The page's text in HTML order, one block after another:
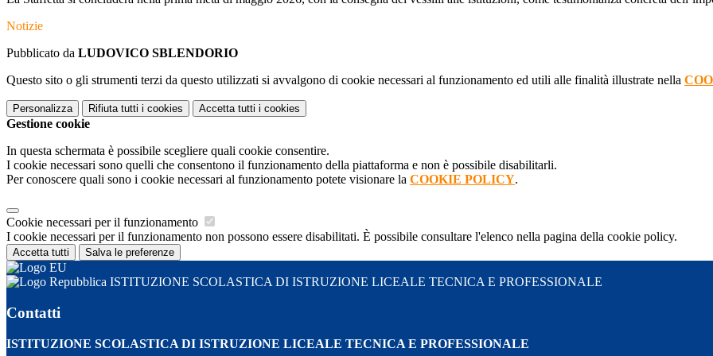
Notizie
Pubblicato da LUDOVICO SBLENDORIO
Questo sito o gli strumenti terzi da questo utilizzati si avvalgono di cookie necessari al funzionamento ed utili alle finalità illustrate nella
Personalizza Rifiuta tutti i cookies Accetta tutti i cookies
Gestione cookie
In questa schermata è possibile scegliere quali cookie consentire.
I cookie necessari sono quelli che consentono il funzionamento della piattaforma e non è possibile disabilitarli.
Per conoscere quali sono i cookie necessari al funzionamento potete visionare la COOKIE POLICY.
Cookie necessari per il funzionamento
I cookie necessari per il funzionamento non possono essere disabilitati. È possibile consultare l'elenco nella pagina della cookie policy.
Accetta tutti Salva le preferenze
ISTITUZIONE SCOLASTICA DI ISTRUZIONE LICEALE TECNICA E PROFESSIONALE
Contatti
ISTITUZIONE SCOLASTICA DI ISTRUZIONE LICEALE TECNICA E PROFESSIONALE